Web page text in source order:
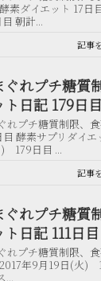
素ダイエット 17
朝計...
記事
ぐれプチ糖質
ト日記 179日目
れプチ糖質制限、
目 酵素サプリダイ
) 179日目 ...
記事
ぐれプチ糖質
ト日記 111日目
れプチ糖質制限、
年9月19日(火)
...